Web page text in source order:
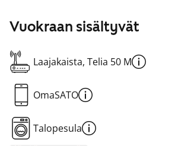
Vuokraan sisältyvät
Laajakaista, Telia 50 M
OmaSATO
Talopesula